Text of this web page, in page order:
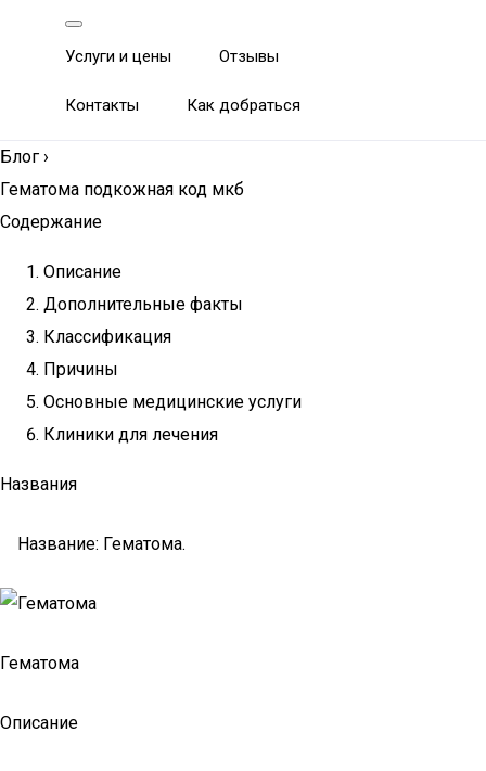
Услуги и цены Отзывы
Контакты Как добраться
Блог ›
Гематома подкожная код мкб
Содержание
Описание
Дополнительные факты
Классификация
Причины
Основные медицинские услуги
Клиники для лечения
Названия
Название: Гематома.
Гематома
Описание